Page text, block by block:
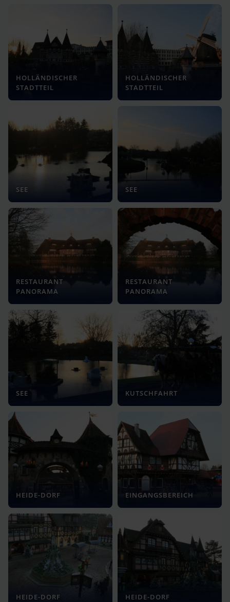
HOLLÄNDISCHER
STADTTEIL
HOLLÄNDISCHER
STADTTEIL
SEE SEE
RESTAURANT
PANORAMA
RESTAURANT
PANORAMA
SEE KUTSCHFAHRT
HEIDE-DORF EINGANGSBEREICH
HEIDE-DORF HEIDE-DORF